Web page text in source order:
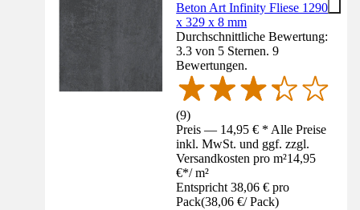
Beton Art Infinity Fliese 1290
x 329 x 8 mm
Durchschnittliche Bewertung:
3.3 von 5 Sternen. 9
Bewertungen.
(9)
Preis — 14,95 € * Alle Preise
inkl. MwSt. und ggf. zzgl.
Versandkosten pro m²14,95
€*/ m²
Entspricht 38,06 € pro
Pack(38,06 €/ Pack)